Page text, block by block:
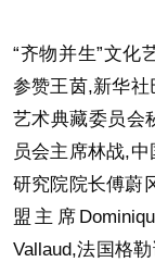
“齐物并生”文化
参赞王茵,新华
艺术典藏委员会
员会主席林战,
研究院院长傅蔚
盟主席
Vallaud,法国格